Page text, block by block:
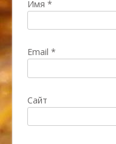
Имя *
Email *
Сайт